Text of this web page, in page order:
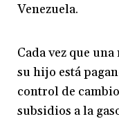
Venezuela.
Cada vez que
su hijo está
control de
subsidios a la